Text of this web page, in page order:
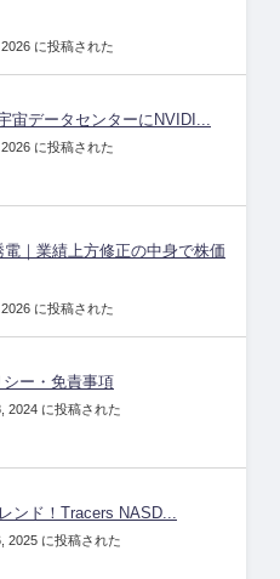
に投稿された
宙データセンターにNVIDI...
に投稿された
｜業績上方修正の中身で株価
に投稿された
ー・免責事項
2024 に投稿された
ンド！Tracers NASD...
2025 に投稿された